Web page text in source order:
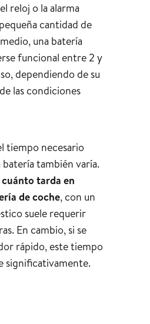
reloj o la alarma
cantidad de
una batería
funcional entre 2 y
dependiendo de su
las condiciones
tiempo necesario
batería también varía.
cuánto tarda en
de coche, con un
suele requerir
En cambio, si se
rápido, este tiempo
significativamente.